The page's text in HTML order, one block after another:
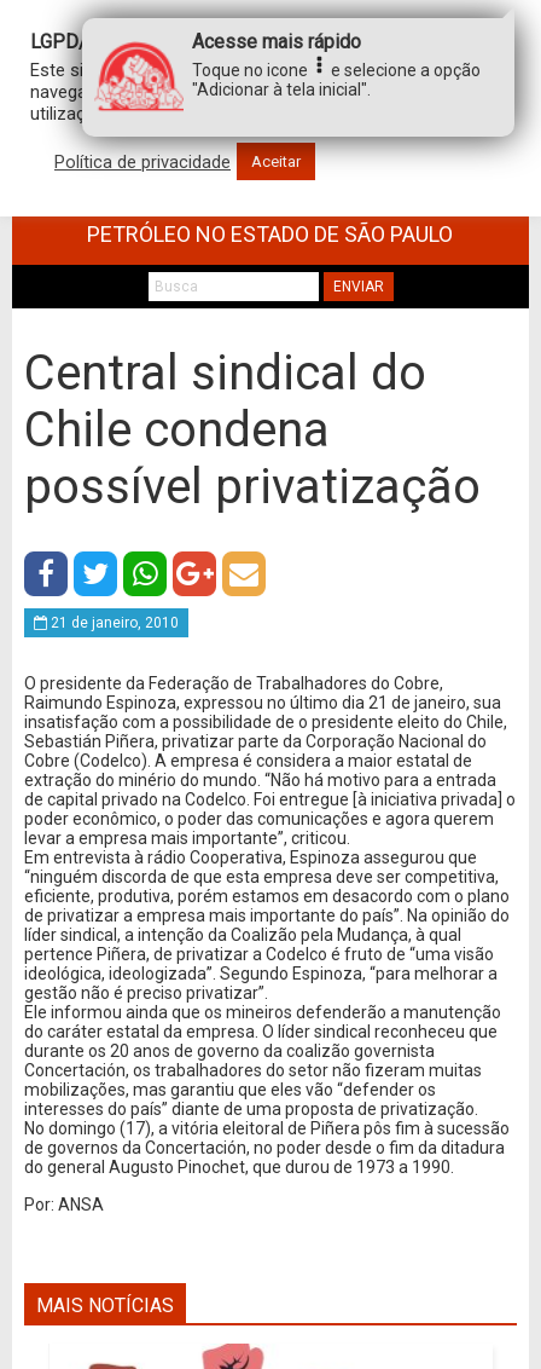
SINDICATO DOS TRABALHADORES NO
PETRÓLEO NO ESTADO DE SÃO PAULO
ENVIAR
Central sindical do
Chile condena
possível privatização
21 de janeiro, 2010
O presidente da Federação de Trabalhadores do Cobre,
Raimundo Espinoza, expressou no último dia 21 de janeiro, sua
insatisfação com a possibilidade de o presidente eleito do Chile,
Sebastián Piñera, privatizar parte da Corporação Nacional do
Cobre (Codelco). A empresa é considera a maior estatal de
extração do minério do mundo. “Não há motivo para a entrada
de capital privado na Codelco. Foi entregue [à iniciativa privada] o
poder econômico, o poder das comunicações e agora querem
levar a empresa mais importante”, criticou.
Em entrevista à rádio Cooperativa, Espinoza assegurou que
“ninguém discorda de que esta empresa deve ser competitiva,
eficiente, produtiva, porém estamos em desacordo com o plano
de privatizar a empresa mais importante do país”. Na opinião do
líder sindical, a intenção da Coalizão pela Mudança, à qual
pertence Piñera, de privatizar a Codelco é fruto de “uma visão
ideológica, ideologizada”. Segundo Espinoza, “para melhorar a
gestão não é preciso privatizar”.
Ele informou ainda que os mineiros defenderão a manutenção
do caráter estatal da empresa. O líder sindical reconheceu que
durante os 20 anos de governo da coalizão governista
Concertación, os trabalhadores do setor não fizeram muitas
mobilizações, mas garantiu que eles vão “defender os
interesses do país” diante de uma proposta de privatização.
No domingo (17), a vitória eleitoral de Piñera pôs fim à sucessão
de governos da Concertación, no poder desde o fim da ditadura
do general Augusto Pinochet, que durou de 1973 a 1990.
Por: ANSA
MAIS NOTÍCIAS
LGPD/GDPR
Este site usa cookies para personalizar sua experiência de
navegação. Ao clicar em “aceitar”, você concorda com a
utilização de TODOS os cookies.
Política de privacidade Aceitar
Acesse mais rápido
Toque no icone
e selecione a opção
"Adicionar à tela inicial".